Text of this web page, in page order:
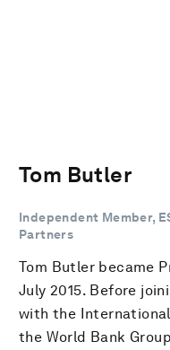
Tom Butler
Independent Member,
Partners
Tom Butler became
July 2015. Before
with the
the World Bank